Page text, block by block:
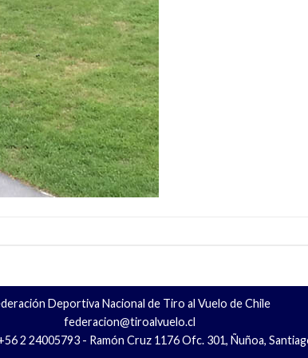
Deportiva Nacional de Tiro al Vuelo de Chile
federacion@tiroalvuelo.cl
2 24005793 - Ramón Cruz 1176 Ofc. 301, Ñuñoa,